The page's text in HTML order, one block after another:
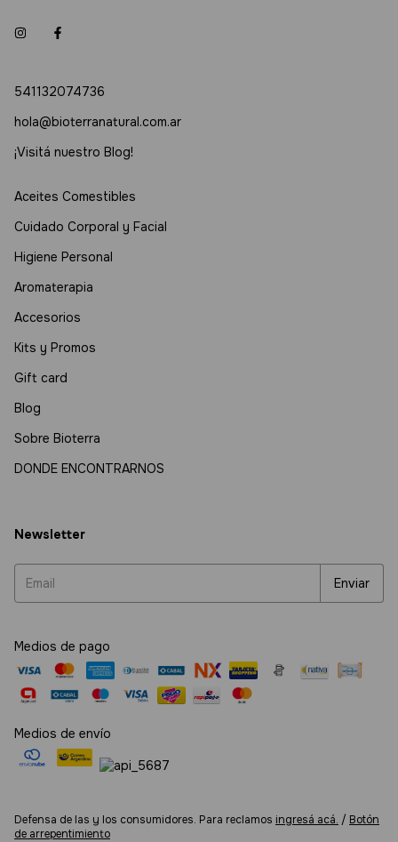
541132074736
hola@bioterranatural.com.ar
¡Visitá nuestro Blog!
Aceites Comestibles
Cuidado Corporal y Facial
Higiene Personal
Aromaterapia
Accesorios
Kits y Promos
Gift card
Blog
Sobre Bioterra
DONDE ENCONTRARNOS
Newsletter
Medios de pago
Medios de envío
Defensa de las y los consumidores. Para reclamos ingresá acá. / Botón
de arrepentimiento